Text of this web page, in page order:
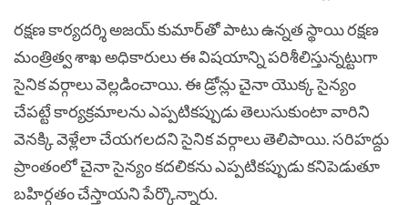
రక్షణ కార్యదర్శి అజయ్ కుమార్‌తో పాటు ఉన్నత స్థాయి రక్షణ
మంత్రిత్వ శాఖ అధికారులు ఈ విషయాన్ని పరిశీలిస్తున్నట్టుగా
సైనిక వర్గాలు వెల్లడించాయి. ఈ డ్రోన్లు చైనా యొక్క సైన్యం
చేపట్టే కార్యక్రమాలను ఎప్పటికప్పుడు తెలుసుకుంటా వారిని
వెనక్కి వెళ్లేలా చేయగలదని సైనిక వర్గాలు తెలిపాయి. సరిహద్దు
ప్రాంతంలో చైనా సైన్యం కదలికను ఎప్పటికప్పుడు కనిపెడుతూ
బహిర్గతం చేస్తాయని పేర్కొన్నారు.